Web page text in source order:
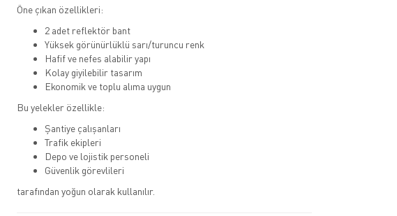
Öne çıkan özellikleri:
2 adet reflektör bant
Yüksek görünürlüklü sarı/turuncu renk
Hafif ve nefes alabilir yapı
Kolay giyilebilir tasarım
Ekonomik ve toplu alıma uygun
Bu yelekler özellikle:
Şantiye çalışanları
Trafik ekipleri
Depo ve lojistik personeli
Güvenlik görevlileri
tarafından yoğun olarak kullanılır.